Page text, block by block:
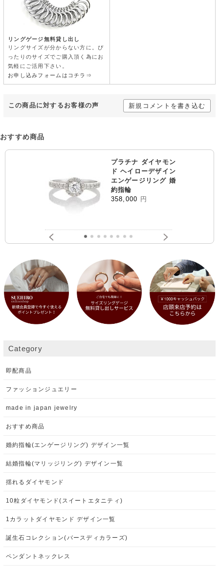
リングゲージ無料貸し出し
リングサイズが分からない方に。ぴ
ったりのサイズでご購入頂く為にお
気軽にご活用下さい。
お申し込みフォームはコチラ⇒
この商品に対するお客様の声 新規コメントを書き込む
おすすめ商品
プラチナ ダイヤモン
ド ヘイローデザイン
エンゲージリング 婚
約指輪
358,000 円
Category
即配商品
ファッションジュエリー
made in japan jewelry
おすすめ商品
婚約指輪(エンゲージリング) デザイン一覧
結婚指輪(マリッジリング) デザイン一覧
揺れるダイヤモンド
10粒ダイヤモンド(スイートエタニティ)
1カラットダイヤモンド デザイン一覧
誕生石コレクション(バースディカラーズ)
ペンダントネックレス